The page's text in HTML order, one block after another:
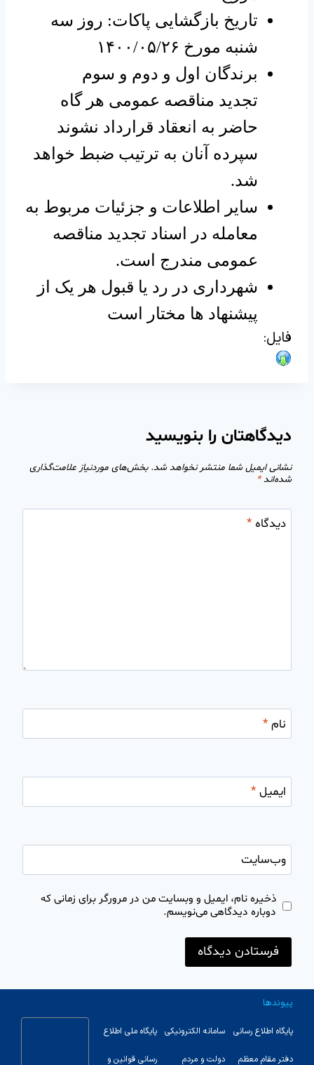
تاریخ بازگشایی پاکات: روز سه
شنبه مورخ ۱۴۰۰/۰۵/۲۶
برندگان اول و دوم و سوم
تجدید مناقصه عمومی هر گاه
حاضر به انعقاد قرارداد نشوند
سپرده آنان به ترتیب ضبط خواهد
شد.
سایر اطلاعات و جزئیات مربوط به
معامله در اسناد تجدید مناقصه
عمومی مندرج است.
شهرداری در رد یا قبول هر یک از
پیشنهاد ها مختار است
فایل:
دیدگاهتان را بنویسید
نشانی ایمیل شما منتشر نخواهد شد. بخش‌های موردنیاز علامت‌گذاری
شده‌اند*
دیدگاه*
نام*
ایمیل*
وب‌سایت
ذخیره نام، ایمیل و وبسایت من در مرورگر برای زمانی که
دوباره دیدگاهی می‌نویسم.
پیوندها
پایگاه اطلاع رسانی
دفتر مقام معظم
سامانه الکترونیکی
دولت و مردم
پایگاه ملی اطلاع
رسانی قوانین و